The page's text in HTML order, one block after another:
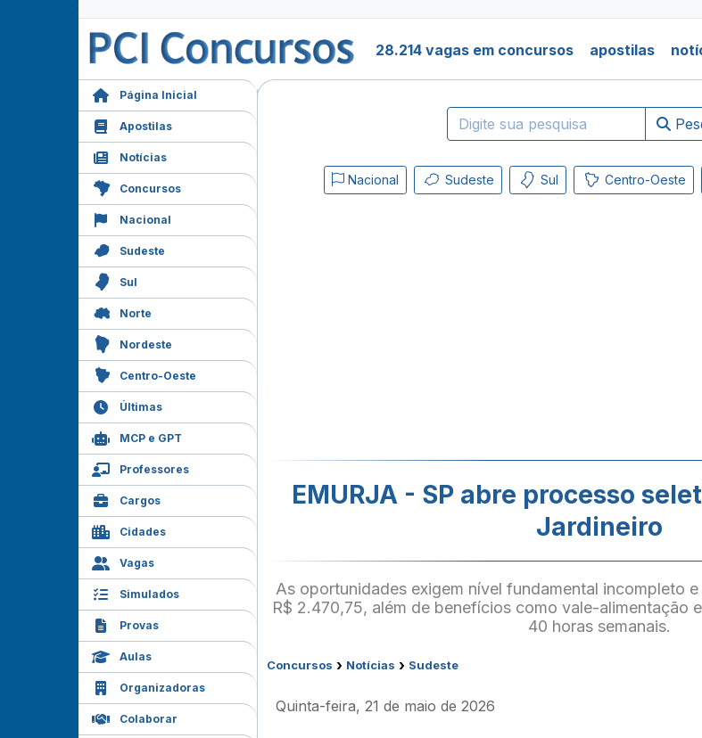
28.214 vagas em concursos apostilas
Página Inicial
Apostilas
Notícias
Concursos
Nacional
Sudeste
Sul
Norte
Nordeste
Centro-Oeste
Últimas
MCP e GPT
Professores
Cargos
Cidades
Vagas
Simulados
Provas
Aulas
Organizadoras
Colaborar
Nacional Sudeste Sul Centro-Oeste
EMURJA - SP abre processo
Jardineiro
As oportunidades exigem nível fundamental incompleto
R$ 2.470,75, além de benefícios como vale-alimentação
40 horas semanais.
Concursos › Notícias › Sudeste
Quinta-feira, 21 de maio de 2026